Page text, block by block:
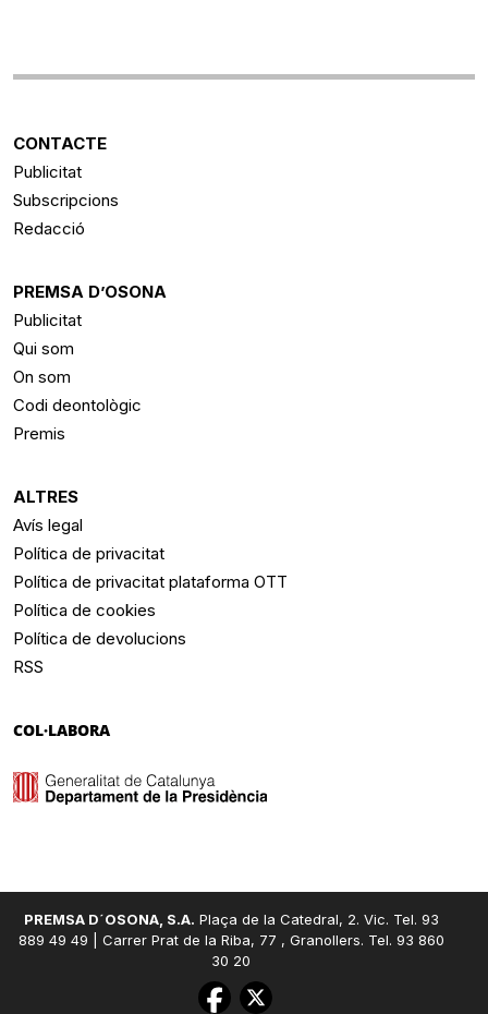
CONTACTE
Publicitat
Subscripcions
Redacció
PREMSA D’OSONA
Publicitat
Qui som
On som
Codi deontològic
Premis
ALTRES
Avís legal
Política de privacitat
Política de privacitat plataforma OTT
Política de cookies
Política de devolucions
RSS
COL·LABORA
PREMSA D´OSONA, S.A. Plaça de la Catedral, 2. Vic. Tel. 93
889 49 49 | Carrer Prat de la Riba, 77 , Granollers. Tel. 93 860
30 20